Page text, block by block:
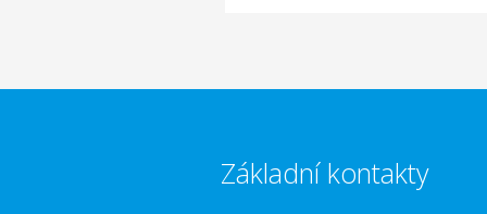
Základní kontakty